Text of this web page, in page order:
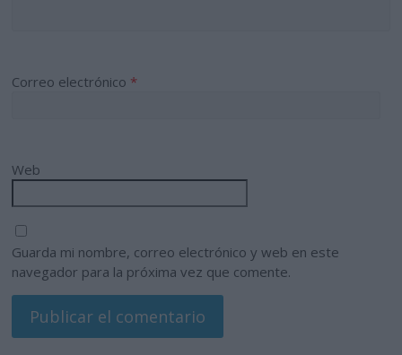
Correo electrónico *
Web
Guarda mi nombre, correo electrónico y web en este
navegador para la próxima vez que comente.